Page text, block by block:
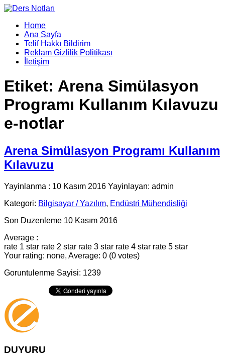
Home
Ana Sayfa
Telif Hakkı Bildirim
Reklam Gizlilik Politikası
İletişim
Etiket: Arena Simülasyon
Programı Kullanım Kılavuzu
e-notlar
Arena Simülasyon Programı Kullanım
Kılavuzu
Yayinlanma : 10 Kasım 2016 Yayinlayan: admin
Kategori: Bilgisayar / Yazılım, Endüstri Mühendisliği
Son Duzenleme 10 Kasım 2016
Average :
rate 1 star rate 2 star rate 3 star rate 4 star rate 5 star
Your rating: none, Average: 0 (0 votes)
Goruntulenme Sayisi: 1239
DUYURU